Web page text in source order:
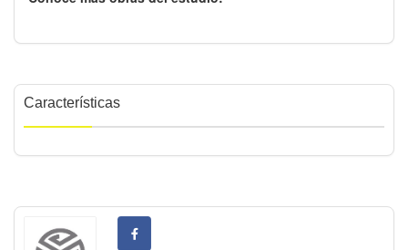
Características